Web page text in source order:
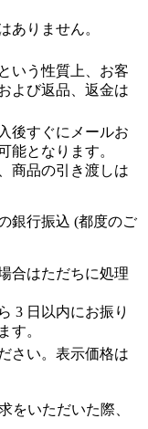
ありません。
いう性質上、お客
よび返品、返金は
後すぐにメールお
能となります。
商品の引き渡しは
銀行振込 (都度のご
合はただちに処理
3 日以内にお振り
す。
さい。表示価格は
をいただいた際、